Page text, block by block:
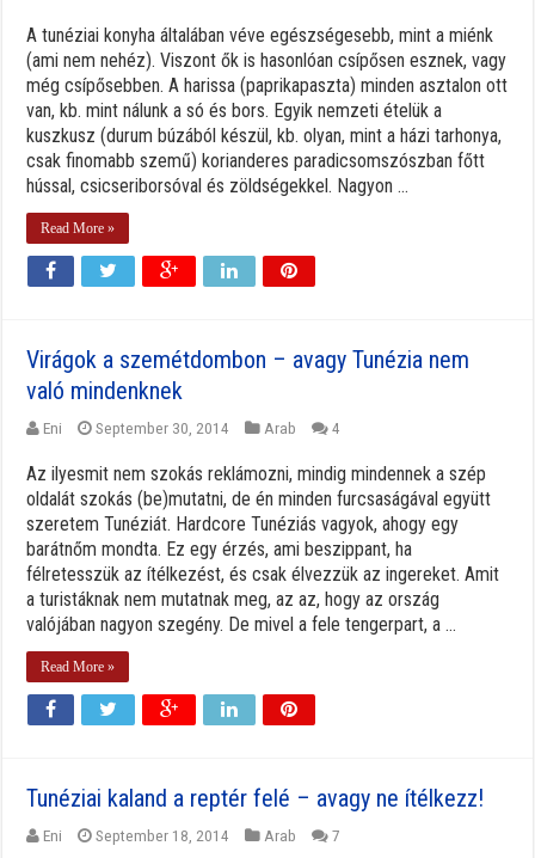
A tunéziai konyha általában véve egészségesebb, mint a miénk
(ami nem nehéz). Viszont ők is hasonlóan csípősen esznek, vagy
még csípősebben. A harissa (paprikapaszta) minden asztalon ott
van, kb. mint nálunk a só és bors. Egyik nemzeti ételük a
kuszkusz (durum búzából készül, kb. olyan, mint a házi tarhonya,
csak finomabb szemű) korianderes paradicsomszószban főtt
hússal, csicseriborsóval és zöldségekkel. Nagyon ...
Read More »
Virágok a szemétdombon – avagy Tunézia nem
való mindenknek
Eni September 30, 2014 Arab 4
Az ilyesmit nem szokás reklámozni, mindig mindennek a szép
oldalát szokás (be)mutatni, de én minden furcsaságával együtt
szeretem Tunéziát. Hardcore Tunéziás vagyok, ahogy egy
barátnőm mondta. Ez egy érzés, ami beszippant, ha
félretesszük az ítélkezést, és csak élvezzük az ingereket. Amit
a turistáknak nem mutatnak meg, az az, hogy az ország
valójában nagyon szegény. De mivel a fele tengerpart, a ...
Read More »
Tunéziai kaland a reptér felé – avagy ne ítélkezz!
Eni September 18, 2014 Arab 7